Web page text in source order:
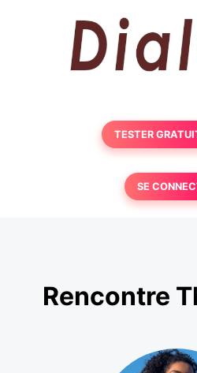
TESTER
SE
Rencontre